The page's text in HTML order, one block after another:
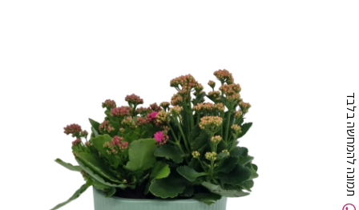
תמונה להמחשה בלבד